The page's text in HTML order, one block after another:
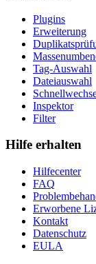
Plugins
Erweiterung
Tag-Auswahl
Dateiauswahl
Inspektor
Filter
Hilfe erhalten
Hilfecenter
FAQ
Erworbene
Kontakt
Datenschutz
EULA